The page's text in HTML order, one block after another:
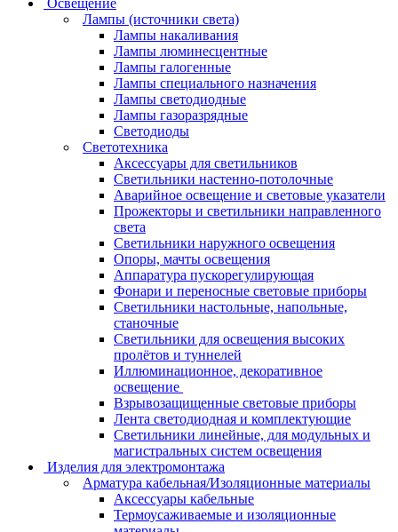
Освещение
Лампы (источники света)
Лампы накаливания
Лампы люминесцентные
Лампы галогенные
Лампы специального назначения
Лампы светодиодные
Лампы газоразрядные
Светодиоды
Светотехника
Аксессуары для светильников
Светильники настенно-потолочные
Аварийное освещение и световые указатели
Прожекторы и светильники направленного
света
Светильники наружного освещения
Опоры, мачты освещения
Аппаратура пускорегулирующая
Фонари и переносные световые приборы
Светильники настольные, напольные,
станочные
Светильники для освещения высоких
пролётов и туннелей
Иллюминационное, декоративное
освещение
Взрывозащищенные световые приборы
Лента светодиодная и комплектующие
Светильники линейные, для модульных и
магистральных систем освещения
Изделия для электромонтажа
Арматура кабельная/Изоляционные материалы
Аксессуары кабельные
Термоусаживаемые и изоляционные